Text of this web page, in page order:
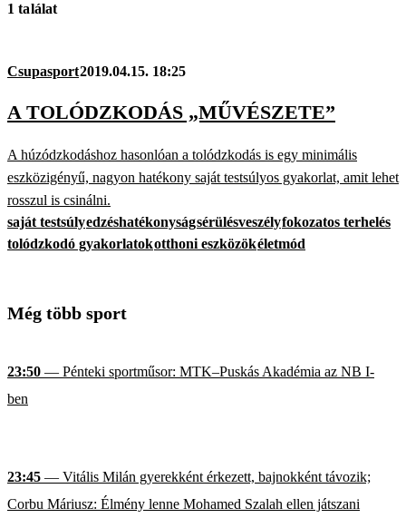
1 találat
Csupasport2019.04.15. 18:25
A TOLÓDZKODÁS „MŰVÉSZETE”
A húzódzkodáshoz hasonlóan a tolódzkodás is egy minimális
eszközigényű, nagyon hatékony saját testsúlyos gyakorlat, amit lehet
rosszul is csinálni.
saját testsúlyedzéshatékonyságsérülésveszélyfokozatos terhelés
tolódzkodó gyakorlatokotthoni eszközökéletmód
Még több sport
23:50 — Pénteki sportműsor: MTK–Puskás Akadémia az NB I-
ben
23:45 — Vitális Milán gyerekként érkezett, bajnokként távozik;
Corbu Máriusz: Élmény lenne Mohamed Szalah ellen játszani